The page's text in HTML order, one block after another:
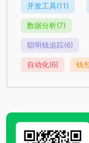
开发工具(11)
数据分析(7)
聪明钱追踪(6)
自动化(6) 钱